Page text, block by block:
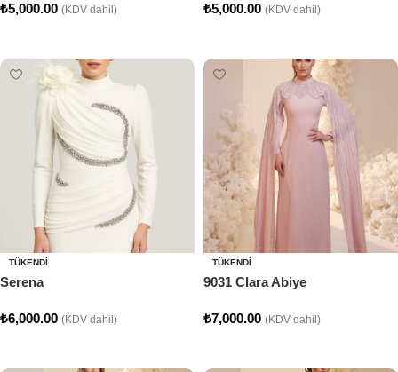
₺5,000.00 (KDV dahil)
₺5,000.00 (KDV dahil)
TÜKENDI
Serena
₺6,000.00 (KDV dahil)
TÜKENDI
9031 Clara Abiye
₺7,000.00 (KDV dahil)